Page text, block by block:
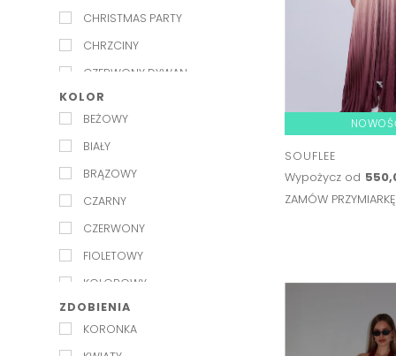
LULU MADELINE
LUV AJ
CHRISTMAS PARTY
CHRZCINY
CZERWONY DYWAN
GALA
GARDEN PARTY
IMIENINY
IMPREZA
IMPREZA LETNIA
IMPREZA W PLENERZE
KARNAWAŁ
KOLOR
BEŻOWY
BIAŁY
BRĄZOWY
CZARNY
CZERWONY
FIOLETOWY
KOLOROWY
NIEBIESKI
POMARAŃCZOWY
ZDOBIENIA
KORONKA
SOUFLEE
Wypożycz od
ZAMÓW PRZYMIARKĘ